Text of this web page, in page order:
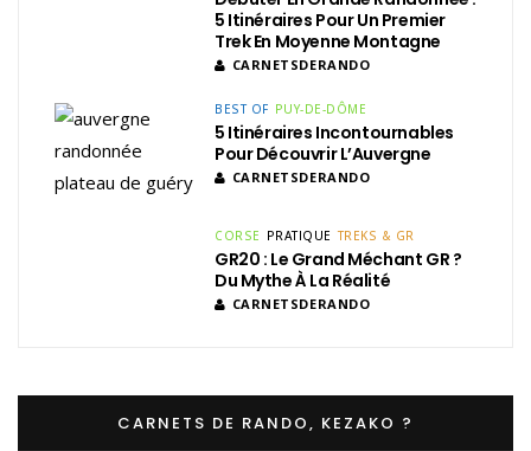
5 Itinéraires Pour Un Premier
Trek En Moyenne Montagne
CARNETSDERANDO
BEST OF PUY-DE-DÔME
5 Itinéraires Incontournables
Pour Découvrir L’Auvergne
CARNETSDERANDO
CORSE PRATIQUE TREKS & GR
GR20 : Le Grand Méchant GR ?
Du Mythe À La Réalité
CARNETSDERANDO
CARNETS DE RANDO, KEZAKO ?